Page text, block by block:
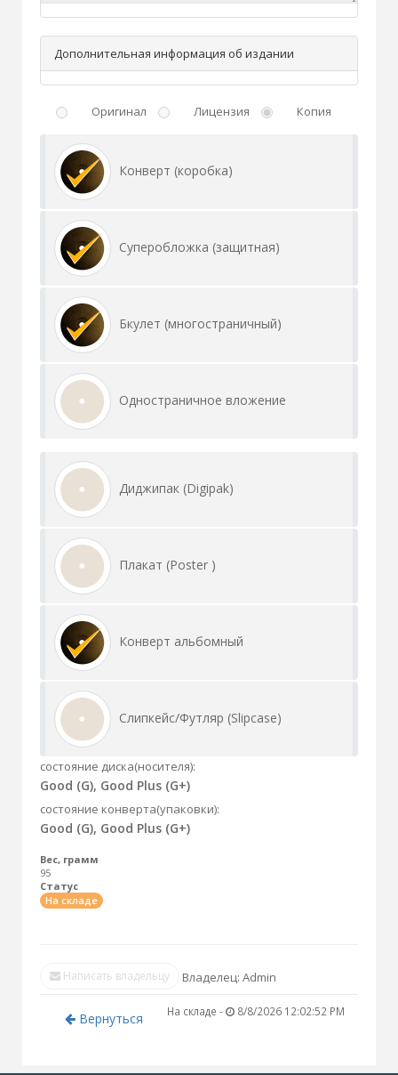
Дополнительная информация об издании
Оригинал Лицензия Копия
Конверт (коробка)
Суперобложка (защитная)
Бкулет (многостраничный)
Одностраничное вложение
Диджипак (Digipak)
Плакат (Poster )
Конверт альбомный
Слипкейс/Футляр (Slipcase)
состояние диска(носителя):
Good (G), Good Plus (G+)
состояние конверта(упаковки):
Good (G), Good Plus (G+)
Вес, грамм
95
Статус
На складе
Написать владельцу Владелец: Admin
На складе - 8/8/2026 12:02:52 PM
Вернуться